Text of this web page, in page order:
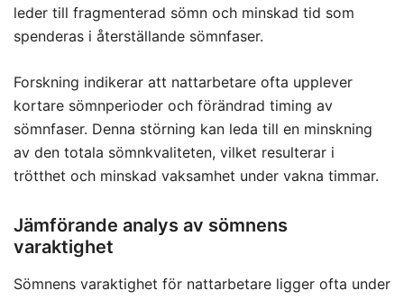
leder till fragmenterad sömn och minskad tid som
spenderas i återställande sömnfaser.
Forskning indikerar att nattarbetare ofta upplever
kortare sömnperioder och förändrad timing av
sömnfaser. Denna störning kan leda till en minskning
av den totala sömnkvaliteten, vilket resulterar i
trötthet och minskad vaksamhet under vakna timmar.
Jämförande analys av sömnens
varaktighet
Sömnens varaktighet för nattarbetare ligger ofta under